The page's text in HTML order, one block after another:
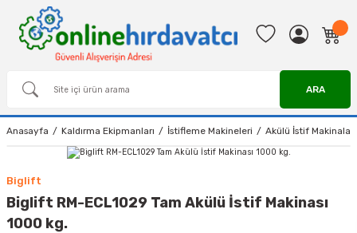
ARA
Anasayfa Kaldırma Ekipmanları İstifleme Makineleri Akülü İstif Makinaları
Biglift
Biglift RM-ECL1029 Tam Akülü İstif Makinası
1000 kg.